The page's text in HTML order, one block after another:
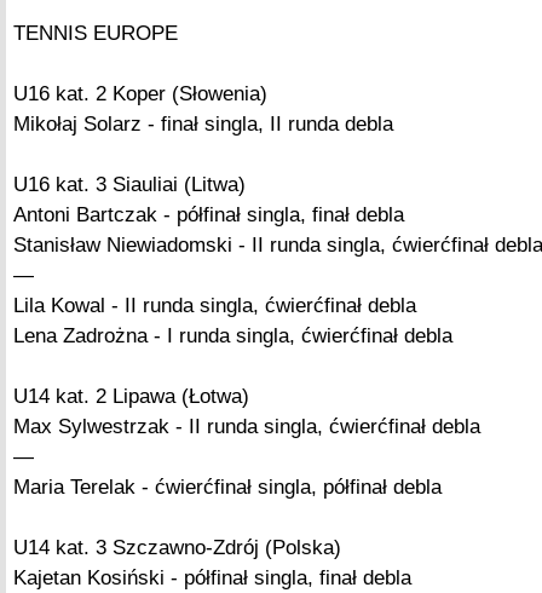
TENNIS EUROPE
U16 kat. 2 Koper (Słowenia)
Mikołaj Solarz - finał singla, II runda debla
U16 kat. 3 Siauliai (Litwa)
Antoni Bartczak - półfinał singla, finał debla
Stanisław Niewiadomski - II runda singla, ćwierćfinał debla
—
Lila Kowal - II runda singla, ćwierćfinał debla
Lena Zadrożna - I runda singla, ćwierćfinał debla
U14 kat. 2 Lipawa (Łotwa)
Max Sylwestrzak - II runda singla, ćwierćfinał debla
—
Maria Terelak - ćwierćfinał singla, półfinał debla
U14 kat. 3 Szczawno-Zdrój (Polska)
Kajetan Kosiński - półfinał singla, finał debla